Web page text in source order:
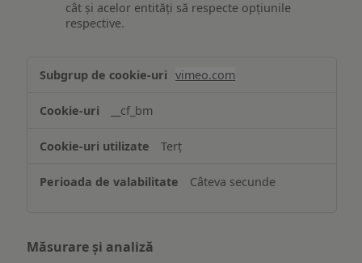
cât și acelor entități să respecte opțiunile
respective.
Asigurarea
funcționalităților
website-
ului
vimeo.com
__cf_bm
Terț
Câteva secunde
Măsurare și analiză